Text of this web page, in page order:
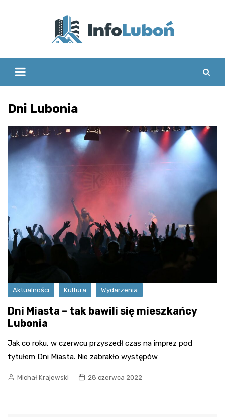
Dni Lubonia
Aktualności Kultura Wydarzenia
Dni Miasta – tak bawili się mieszkańcy
Lubonia
Jak co roku, w czerwcu przyszedł czas na imprez pod
tytułem Dni Miasta. Nie zabrakło występów
Michał Krajewski 28 czerwca 2022